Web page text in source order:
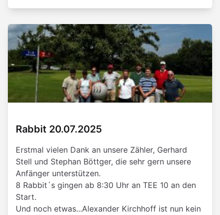
Rabbit 20.07.2025
Erstmal vielen Dank an unsere Zähler, Gerhard
Stell und Stephan Böttger, die sehr gern unsere
Anfänger unterstützen.
8 Rabbit´s gingen ab 8:30 Uhr an TEE 10 an den
Start.
Und noch etwas...Alexander Kirchhoff ist nun kein